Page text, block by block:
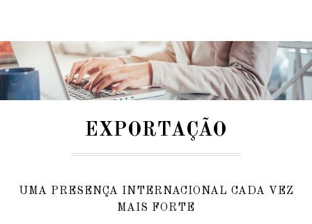
EXPORTAÇÃO
UMA PRESENÇA INTERNACIONAL CADA VEZ
MAIS FORTE